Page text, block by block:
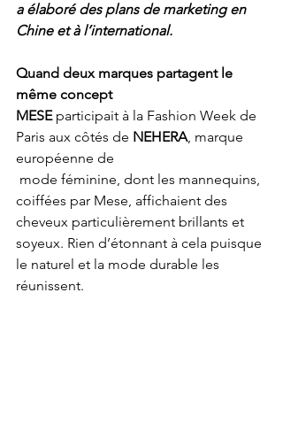
a élaboré des plans de marketing en
Chine et à l’international.
Quand deux marques partagent le
même concept
MESE participait à la Fashion Week de
Paris aux côtés de NEHERA, marque
européenne de
coiffées par Mese, affichaient des
cheveux particulièrement brillants et
soyeux. Rien d’étonnant à cela puisque
le naturel et la mode durable les
réunissent.